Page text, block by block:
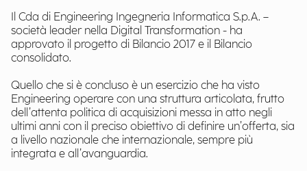
Il Cda di Engineering Ingegneria Informatica S.p.A. –
società leader nella Digital Transformation - ha
approvato il progetto di Bilancio 2017 e il Bilancio
consolidato.
Quello che si è concluso è un esercizio che ha visto
Engineering operare con una struttura articolata, frutto
dell’attenta politica di acquisizioni messa in atto negli
ultimi anni con il preciso obiettivo di definire un’offerta, sia
a livello nazionale che internazionale, sempre più
integrata e all’avanguardia.